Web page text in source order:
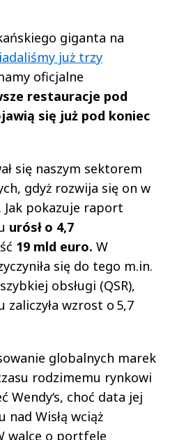
giganta na
już trzy
oficjalne
restauracje pod
się już pod koniec
się naszym sektorem
gdyż rozwija się on w
pokazuje raport
urósł o 4,7
19 mld euro. W
się do tego m.in.
obsługi (QSR),
zaliczyła wzrost o 5,7
globalnych marek
rodzimemu rynkowi
Wendy‘s, choć data jej
Wisłą wciąż
walce o portfele